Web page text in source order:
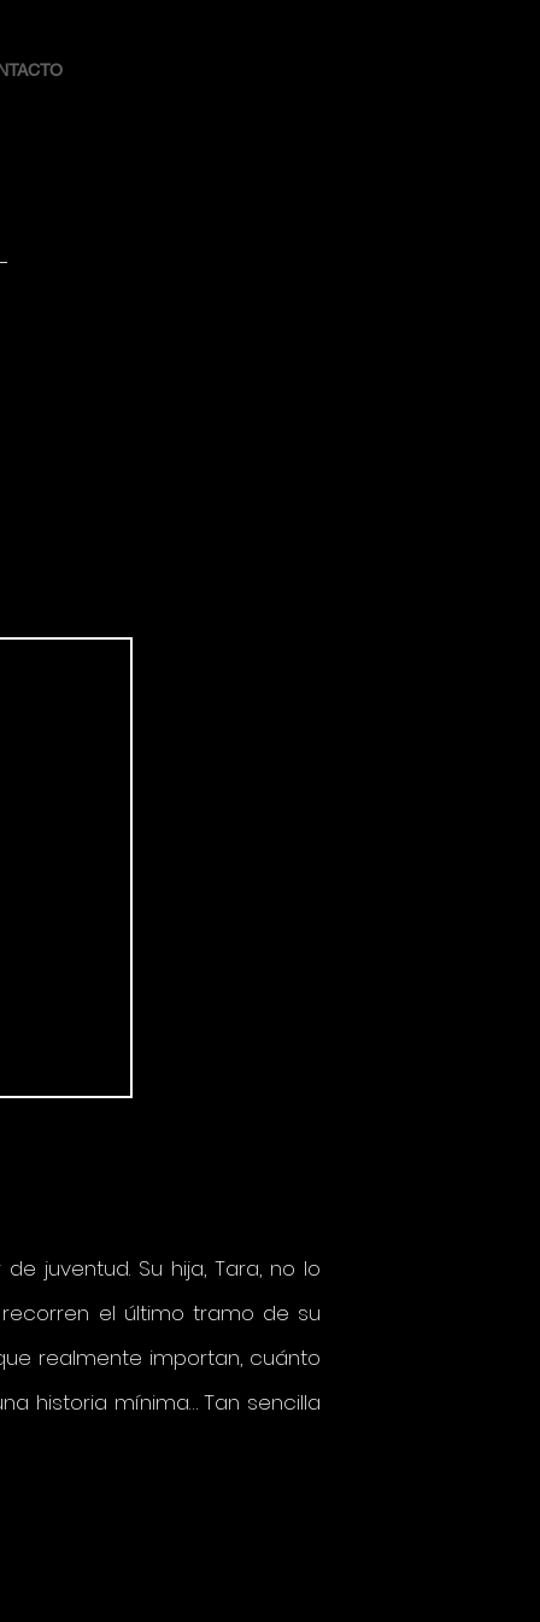
juventud. Su hija, Tara, no lo
el último tramo de su
realmente importan, cuánto
historia mínima… Tan sencilla